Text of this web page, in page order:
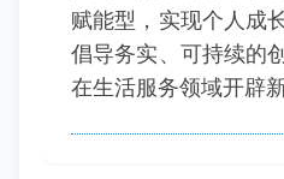
赋能型，实现个人成
倡导务实、可持续的
在生活服务领域开辟新